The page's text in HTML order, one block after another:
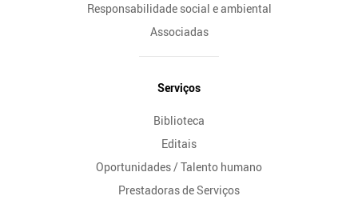
Responsabilidade social e ambiental
Associadas
Serviços
Biblioteca
Editais
Oportunidades / Talento humano
Prestadoras de Serviços